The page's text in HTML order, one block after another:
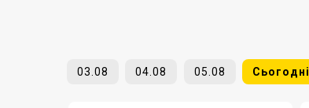
03.08 04.08 05.08 Сьогодні